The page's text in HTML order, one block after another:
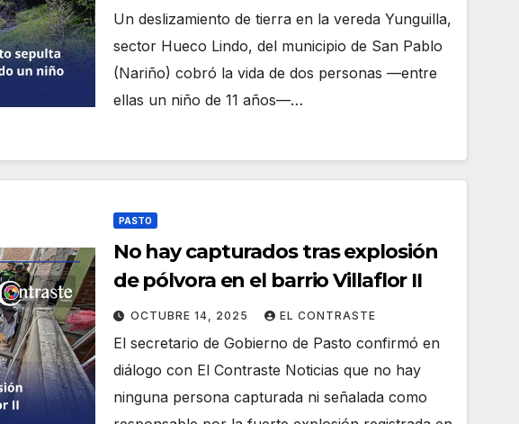
Un deslizamiento de tierra en la vereda Yunguilla,
sector Hueco Lindo, del municipio de San Pablo
(Nariño) cobró la vida de dos personas —entre
ellas un niño de 11 años—…
PASTO
No hay capturados tras explosión
de pólvora en el barrio Villaflor II
OCTUBRE 14, 2025 EL CONTRASTE
El secretario de Gobierno de Pasto confirmó en
diálogo con El Contraste Noticias que no hay
ninguna persona capturada ni señalada como